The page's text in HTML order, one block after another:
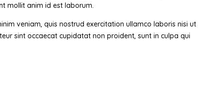
mollit anim id est laborum.
veniam, quis nostrud exercitation ullamco laboris nisi ut
sint occaecat cupidatat non proident, sunt in culpa qui